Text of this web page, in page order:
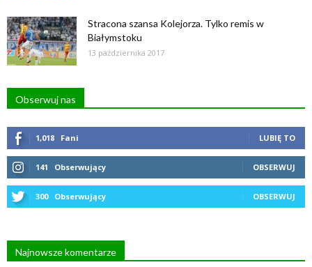
Stracona szansa Kolejorza. Tylko remis w
Białymstoku
13 października 2017
Obserwuj nas
1,018 Fani LUBIĘ TO
141 Obserwujący OBSERWUJ
300 Obserwujący OBSERWUJ
Najnowsze komentarze